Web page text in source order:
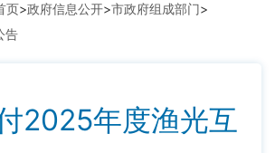
页>政府信息公开>市政府组成部门>
告
2025年度渔光互